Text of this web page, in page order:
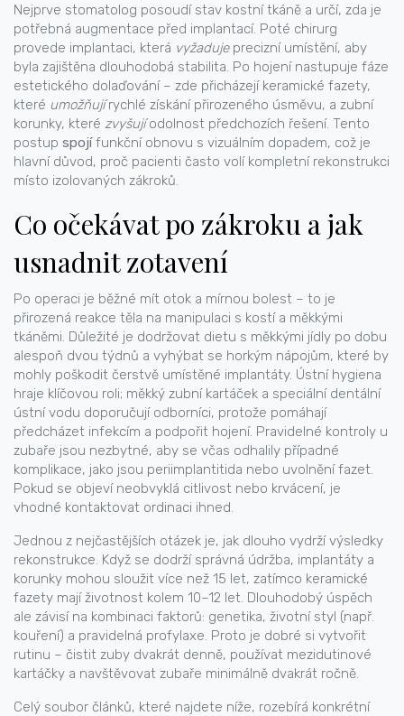
Nejprve stomatolog posoudí stav kostní tkáně a určí, zda je
potřebná augmentace před implantací. Poté chirurg
provede implantaci, která vyžadujeprecizní umístění, aby
byla zajištěna dlouhodobá stabilita. Po hojení nastupuje fáze
estetického dolaďování – zde přicházejí keramické fazety,
které umožňujírychlé získání přirozeného úsměvu, a zubní
korunky, které zvyšujíodolnost předchozích řešení. Tento
postup spojífunkční obnovu s vizuálním dopadem, což je
hlavní důvod, proč pacienti často volí kompletní rekonstrukci
místo izolovaných zákroků.
Co očekávat po zákroku a jak
usnadnit zotavení
Po operaci je běžné mít otok a mírnou bolest – to je
přirozená reakce těla na manipulaci s kostí a měkkými
tkáněmi. Důležité je dodržovat dietu s měkkými jídly po dobu
alespoň dvou týdnů a vyhýbat se horkým nápojům, které by
mohly poškodit čerstvě umístěné implantáty. Ústní hygiena
hraje klíčovou roli; měkký zubní kartáček a speciální dentální
ústní vodu doporučují odborníci, protože pomáhají
předcházet infekcím a podpořit hojení. Pravidelné kontroly u
zubaře jsou nezbytné, aby se včas odhalily případné
komplikace, jako jsou periimplantitida nebo uvolnění fazet.
Pokud se objeví neobvyklá citlivost nebo krvácení, je
vhodné kontaktovat ordinaci ihned.
Jednou z nejčastějších otázek je, jak dlouho vydrží výsledky
rekonstrukce. Když se dodrží správná údržba, implantáty a
korunky mohou sloužit více než 15 let, zatímco keramické
fazety mají životnost kolem 10–12 let. Dlouhodobý úspěch
ale závisí na kombinaci faktorů: genetika, životní styl (např.
kouření) a pravidelná profylaxe. Proto je dobré si vytvořit
rutinu – čistit zuby dvakrát denně, používat mezidutinové
kartáčky a navštěvovat zubaře minimálně dvakrát ročně.
Celý soubor článků, které najdete níže, rozebírá konkrétní